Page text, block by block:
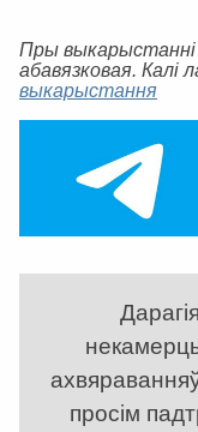
Пры
абавязковая. Калі
выкарыстання
просім